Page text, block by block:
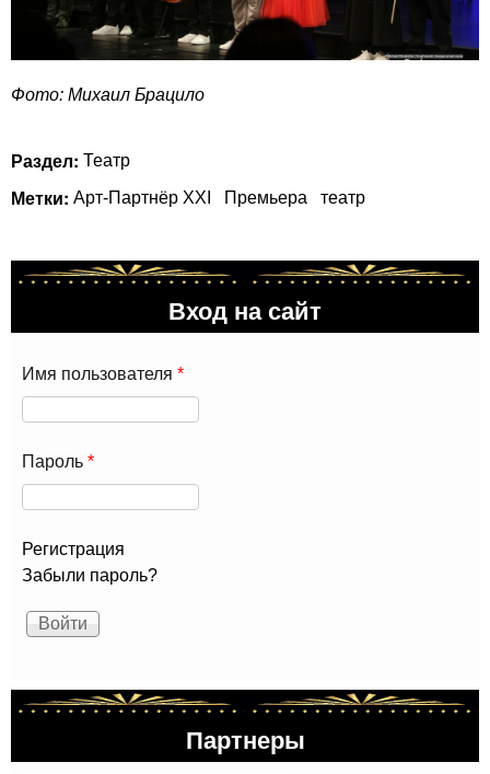
Фото: Михаил Брацило
Раздел: Театр
Метки: Арт-Партнёр XXI Премьера театр
Вход на сайт
Имя пользователя *
Пароль *
Регистрация
Забыли пароль?
Партнеры